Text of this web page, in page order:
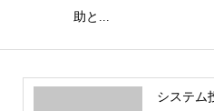
助と...
システム